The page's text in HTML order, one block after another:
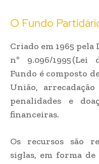
O Fundo
Criado em 1965 pela
nº 9.096/1995
Fundo é composto
União,
penalidades e
financeiras.
Os recursos são
siglas, em forma